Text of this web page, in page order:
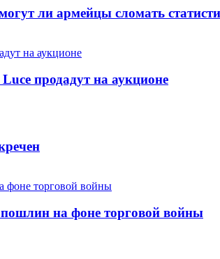
ли армейцы сломать
продадут на аукционе
на фоне торговой войны